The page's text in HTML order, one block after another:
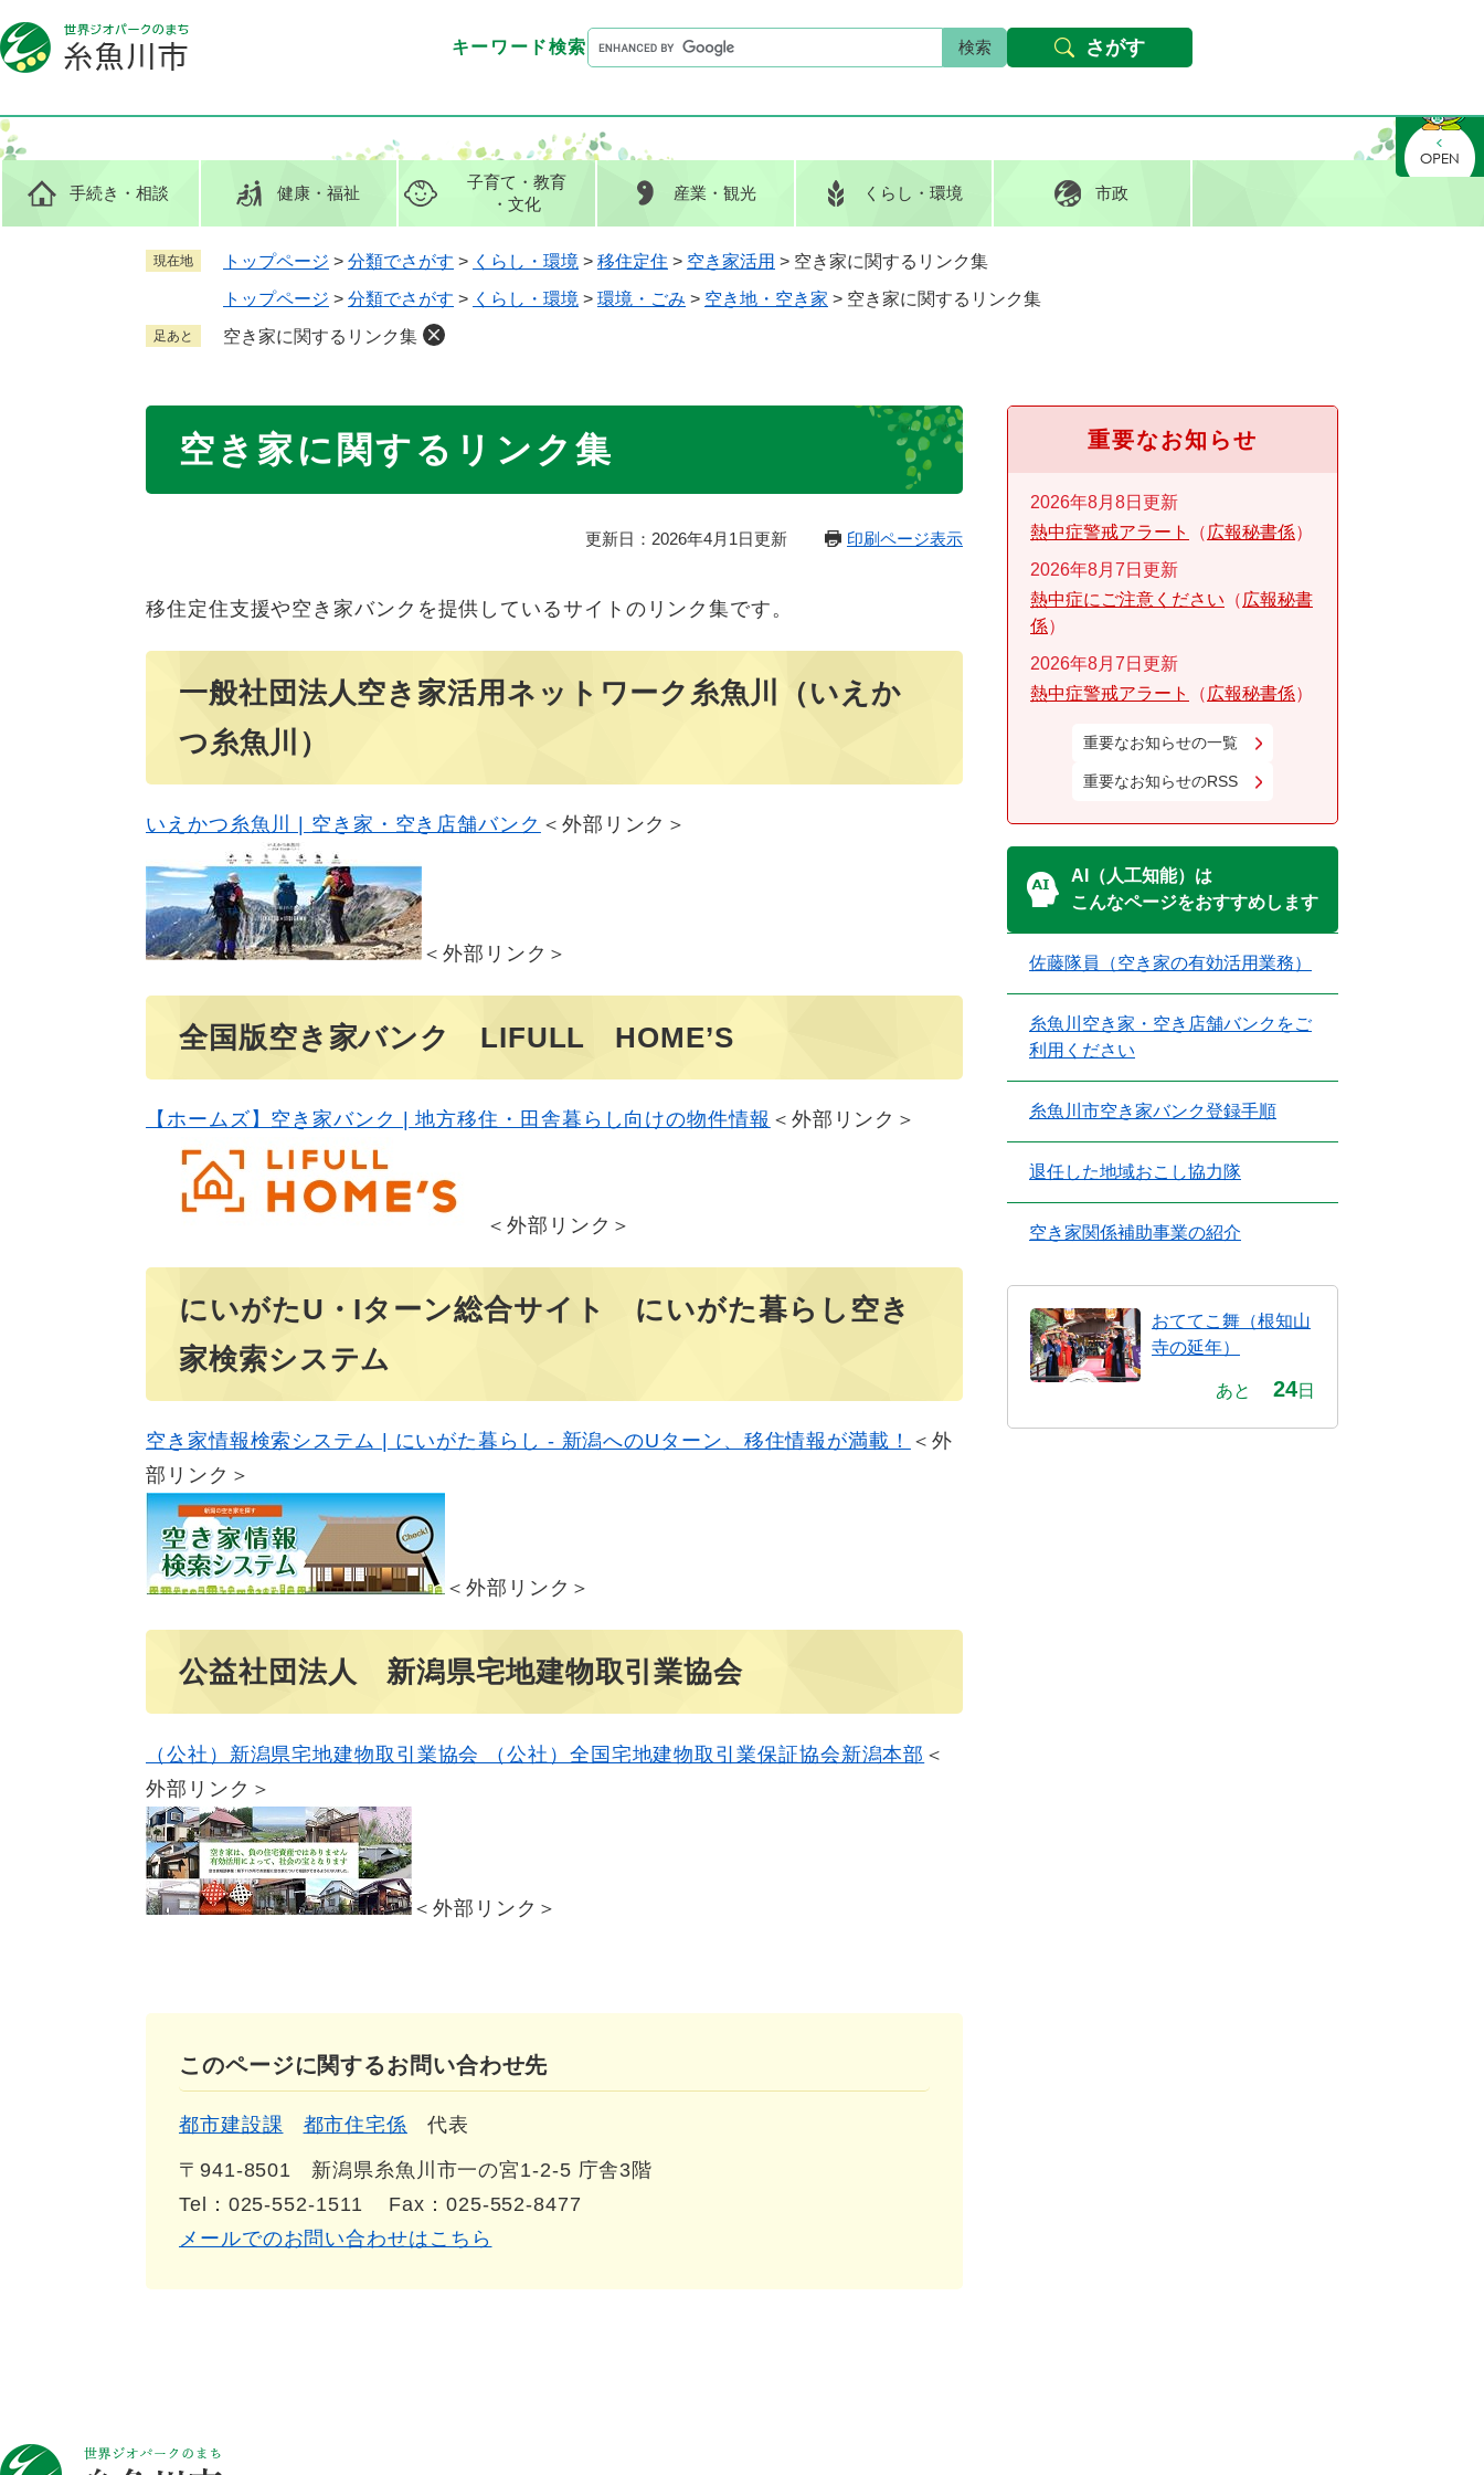
ー
ジ
先
頭
。
ニ
ュ
を
飛
て
本文へ Foreign languages
キーワード検索G
o
e
カ
ス
ム
手続き ・相談 健康・福祉
子育て ・教育
・文化
産業 ・観光 くらし ・環境 市政
キーワード検索
G
o
g
l
ス
タ
検
さがす
現在地 トップページ > 分類でさがす > くらし・環境 > 移住定住 > 空き家活用 > 空き家に関するリンク集
トップページ > 分類でさがす > くらし・環境 > 環境・ごみ > 空き地・空き家 > 空き家に関するリンク集
足あと 空き家に関するリンク集
空き家に関するリンク集
更新日：2026年4月1日更新 印刷ページ表示
移住定住支援や空き家バンクを提供しているサイトのリンク集です。
一般社団法人空き家活用ネットワーク糸魚川（いえか
つ糸魚川）
いえかつ糸魚川 | 空き家・空き店舗バンク​ ＜外部リンク＞
＜外部リンク＞
全国版空き家バンク LIFULL HOME’S
【ホームズ】空き家バンク | 地方移住・田舎暮らし向けの物件情報​ ＜外部リンク＞
＜外部リンク＞
にいがたU・Iターン総合サイト にいがた暮らし空き
家検索システム
空き家情報検索システム | にいがた暮らし - 新潟へのUターン、移住情報が満載！​
＜外
部リンク＞
＜外部リンク＞
公益社団法人 新潟県宅地建物取引業協会
（公社）新潟県宅地建物取引業協会 （公社）全国宅地建物取引業保証協会新潟本部​ ＜
外部リンク＞
＜外部リンク＞
このページに関するお問い合わせ先
都市建設課 都市住宅係 代表
〒941-8501
新潟県糸魚川市一の宮1-2-5 庁舎3階
Tel：025-552-1511
Fax：025-552-8477
メールでのお問い合わせはこちら
重要なお知らせ
2026年8月8日更新
熱中症警戒アラート
広報秘書係
2026年8月7日更新
熱中症にご注意ください
広報秘書
係
2026年8月7日更新
熱中症警戒アラート
広報秘書係
重要なお知らせの一覧
重要なお知らせのRSS
AI（人工知能）は
こんなページをおすすめします
佐藤隊員（空き家の有効活用業務）
糸魚川空き家・空き店舗バンクをご
利用ください
糸魚川市空き家バンク登録手順
退任した地域おこし協力隊
空き家関係補助事業の紹介
おててこ舞（根知山
寺の延年）
あと 24日